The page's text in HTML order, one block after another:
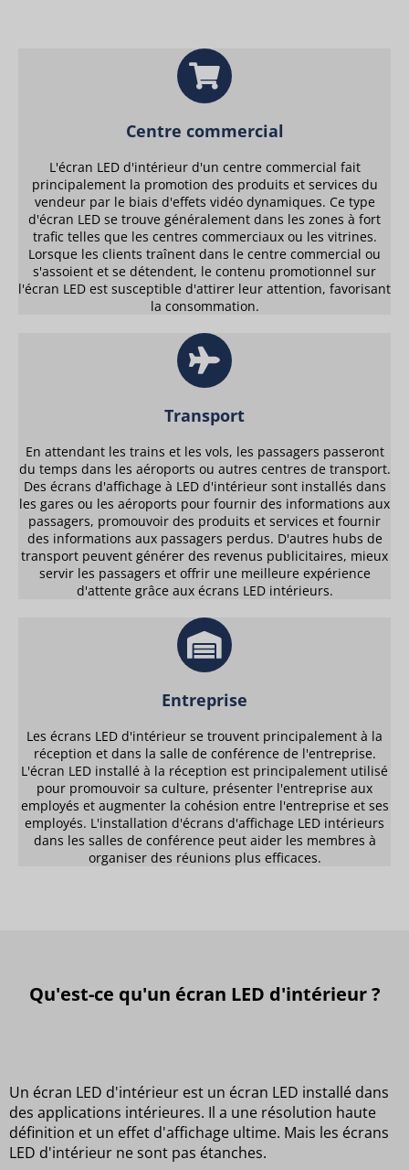
Centre commercial
L'écran LED d'intérieur d'un centre commercial fait
principalement la promotion des produits et services du
vendeur par le biais d'effets vidéo dynamiques. Ce type
d'écran LED se trouve généralement dans les zones à fort
trafic telles que les centres commerciaux ou les vitrines.
Lorsque les clients traînent dans le centre commercial ou
s'assoient et se détendent, le contenu promotionnel sur
l'écran LED est susceptible d'attirer leur attention, favorisant
la consommation.
Transport
En attendant les trains et les vols, les passagers passeront
du temps dans les aéroports ou autres centres de transport.
Des écrans d'affichage à LED d'intérieur sont installés dans
les gares ou les aéroports pour fournir des informations aux
passagers, promouvoir des produits et services et fournir
des informations aux passagers perdus. D'autres hubs de
transport peuvent générer des revenus publicitaires, mieux
servir les passagers et offrir une meilleure expérience
d'attente grâce aux écrans LED intérieurs.
Entreprise
Les écrans LED d'intérieur se trouvent principalement à la
réception et dans la salle de conférence de l'entreprise.
L'écran LED installé à la réception est principalement utilisé
pour promouvoir sa culture, présenter l'entreprise aux
employés et augmenter la cohésion entre l'entreprise et ses
employés. L'installation d'écrans d'affichage LED intérieurs
dans les salles de conférence peut aider les membres à
organiser des réunions plus efficaces.
Qu'est-ce qu'un écran LED d'intérieur ?
Un écran LED d'intérieur est un écran LED installé dans
des applications intérieures. Il a une résolution haute
définition et un effet d'affichage ultime. Mais les écrans
LED d'intérieur ne sont pas étanches.